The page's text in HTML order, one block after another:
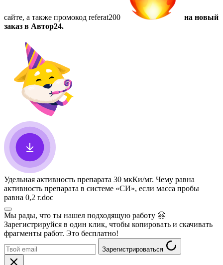
сайте, а также промокод referat200
на новый
заказ в Автор24.
Удельная активность препарата 30 мкКи/мг. Чему равна
активность препарата в системе «СИ», если масса пробы
равна 0,2 г.doc
Мы рады, что ты нашел подходящую работу 🤗
Зарегистрируйся в один клик, чтобы копировать и скачивать
фрагменты работ. Это бесплатно!
Зарегистрироваться